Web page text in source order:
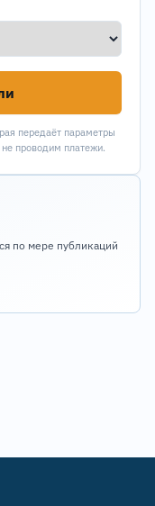
передаёт параметры
проводим платежи.
по мере публикаций